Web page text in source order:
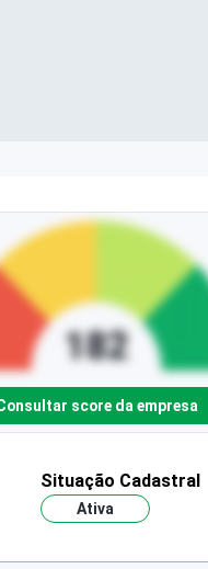
score da empresa
Situação Cadastral
Ativa